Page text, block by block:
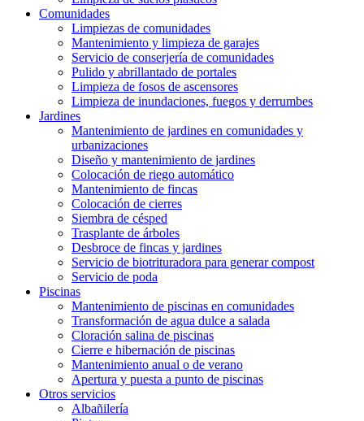
Comunidades
Limpiezas de comunidades
Mantenimiento y limpieza de garajes
Servicio de conserjería de comunidades
Pulido y abrillantado de portales
Limpieza de fosos de ascensores
Limpieza de inundaciones, fuegos y derrumbes
Jardines
Mantenimiento de jardines en comunidades y
urbanizaciones
Diseño y mantenimiento de jardines
Colocación de riego automático
Mantenimiento de fincas
Colocación de cierres
Siembra de césped
Trasplante de árboles
Desbroce de fincas y jardines
Servicio de biotrituradora para generar compost
Servicio de poda
Piscinas
Mantenimiento de piscinas en comunidades
Transformación de agua dulce a salada
Cloración salina de piscinas
Cierre e hibernación de piscinas
Mantenimiento anual o de verano
Apertura y puesta a punto de piscinas
Otros servicios
Albañilería